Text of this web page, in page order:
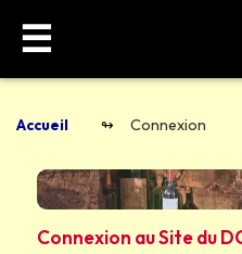
Accueil Connexion
☰
Connexion au Site du